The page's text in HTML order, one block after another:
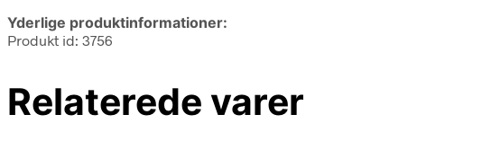
Yderlige produktinformationer:
Produkt id: 3756
Relaterede varer